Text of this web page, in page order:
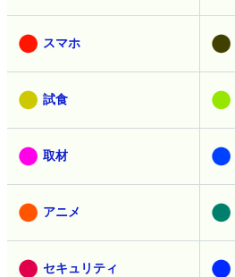
スマホ
試食
取材
アニメ
セキュリティ